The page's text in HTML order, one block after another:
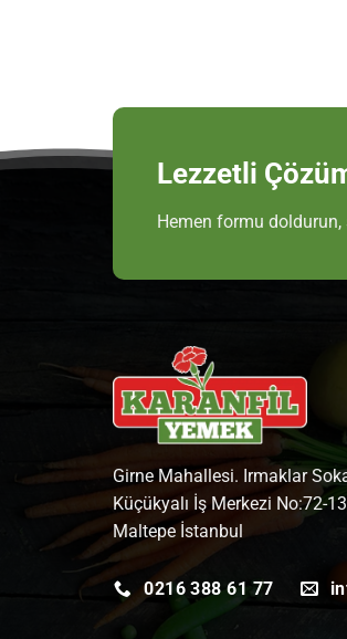
Lezzetli
Hemen formu
Girne Mahallesi. Irmaklar
Küçükyalı İş Merkezi No:72-
Maltepe İstanbul
0216 388 61 77